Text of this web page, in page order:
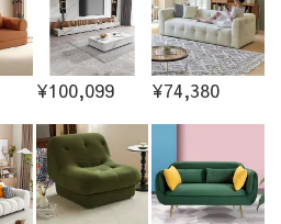
¥100,099 ¥74,380